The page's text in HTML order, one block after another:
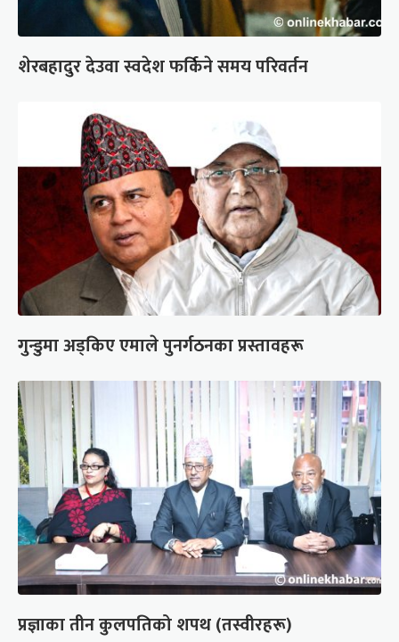
शेरबहादुर देउवा स्वदेश फर्किने समय परिवर्तन
गुन्डुमा अड्किए एमाले पुनर्गठनका प्रस्तावहरू
प्रज्ञाका तीन कुलपतिको शपथ (तस्वीरहरू)